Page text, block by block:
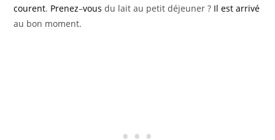
courent. Prenez–vous du lait au petit déjeuner ? Il est arrivé
au bon moment.